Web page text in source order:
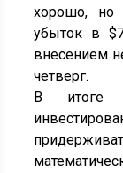
хорошо, но
убыток в
внесением
четверг.
В итоге